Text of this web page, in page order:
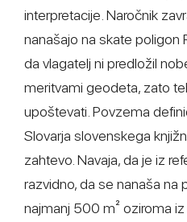
interpretacije. Naročnik
nanašajo na skate poligon
da vlagatelj ni predložil
meritvami geodeta, zato
upoštevati. Povzema
Slovarja slovenskega
zahtevo. Navaja, da je iz
razvidno, da se nanaša na
najmanj 500 m² oziroma